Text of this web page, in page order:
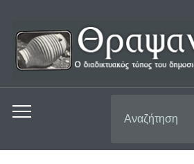
Εναλλαγή
μενού
για: